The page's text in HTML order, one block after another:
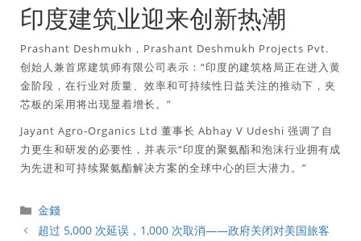
印度建筑业迎来创新热潮
Prashant Deshmukh，Prashant Deshmukh Projects Pvt.
创始人兼首席建筑师有限公司表示：“印度的建筑格局正在进入黄
金阶段，在行业对质量、效率和可持续性日益关注的推动下，夹
芯板的采用将出现显着增长。”
Jayant Agro-Organics Ltd 董事长 Abhay V Udeshi 强调了自
力更生和研发的必要性，并表示“印度的聚氨酯和泡沫行业拥有成
为先进和可持续聚氨酯解决方案的全球中心的巨大潜力。”
分
類
金錢
超过 5,000 次延误，1,000 次取消——政府关闭对美国旅客